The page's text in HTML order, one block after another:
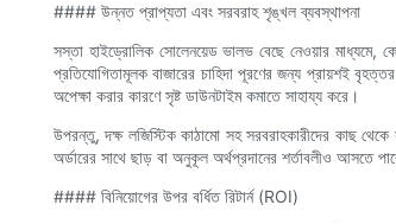
#### উন্নত প্রাপ্যতা এবং সরবরাহ শৃঙ্খল ব্যবস্থাপনা
সস্তা হাইড্রোলিক সোলেনয়েড ভালভ বেছে নেওয়ার মাধ্যমে,
প্রতিযোগিতামূলক বাজারের চাহিদা পূরণের জন্য প্রায়শই
অপেক্ষা করার কারণে সৃষ্ট ডাউনটাইম কমাতে সাহায্য করে।
উপরন্তু, দক্ষ লজিস্টিক কাঠামো সহ সরবরাহকারীদের কাছ
অর্ডারের সাথে ছাড় বা অনুকূল অর্থপ্রদানের শর্তাবলীও আসতে
#### বিনিয়োগের উপর বর্ধিত রিটার্ন (ROI)